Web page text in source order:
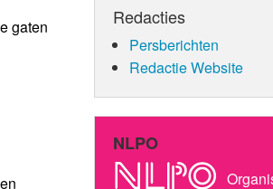
gaten
Redacties
Persberichten
Redactie Website
NLPO